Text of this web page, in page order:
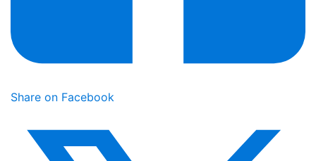
Share on Facebook